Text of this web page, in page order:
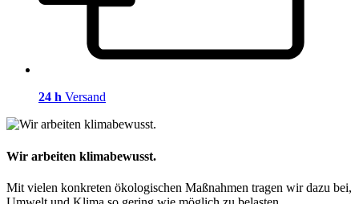
24 h Versand
Wir arbeiten klimabewusst.
Mit vielen konkreten ökologischen Maßnahmen tragen wir dazu bei,